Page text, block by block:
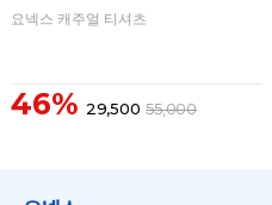
요넥스 캐주얼 티셔츠
46% 29,500 55,000